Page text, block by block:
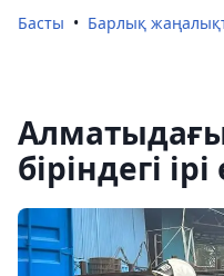
Басты Барлық
біріндегі